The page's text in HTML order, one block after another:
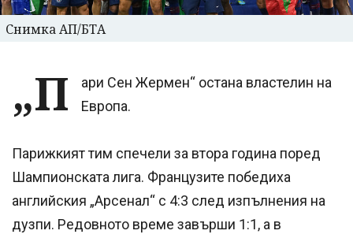
Снимка АП/БТА
„П
ари Сен Жермен“ остана властелин на
Европа.
Парижкият тим спечели за втора година поред
Шампионската лига. Французите победиха
английския „Арсенал“ с 4:3 след изпълнения на
дузпи. Редовното време завърши 1:1, а в